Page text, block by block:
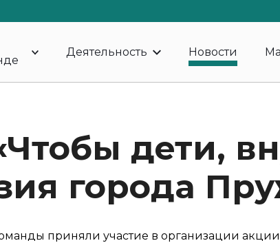
Деятельность Новости
дети,
города
приняли участие в организации